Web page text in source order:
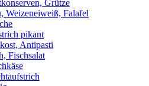
Grütze
Weizeneiweiß, Falafel
pikant
Antipasti
Fischsalat